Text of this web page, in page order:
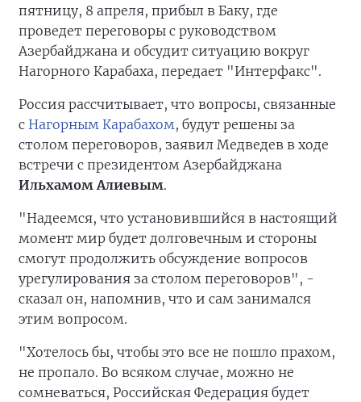
пятницу, 8 апреля, прибыл в Баку, где
проведет переговоры с руководством
Азербайджана и обсудит ситуацию вокруг
Нагорного Карабаха, передает "Интерфакс".
Россия рассчитывает, что вопросы, связанные
с Нагорным Карабахом, будут решены за
столом переговоров, заявил Медведев в ходе
встречи с президентом Азербайджана
Ильхамом Алиевым.
"Надеемся, что установившийся в настоящий
момент мир будет долговечным и стороны
смогут продолжить обсуждение вопросов
урегулирования за столом переговоров", -
сказал он, напомнив, что и сам занимался
этим вопросом.
"Хотелось бы, чтобы это все не пошло прахом,
не пропало. Во всяком случае, можно не
сомневаться, Российская Федерация будет